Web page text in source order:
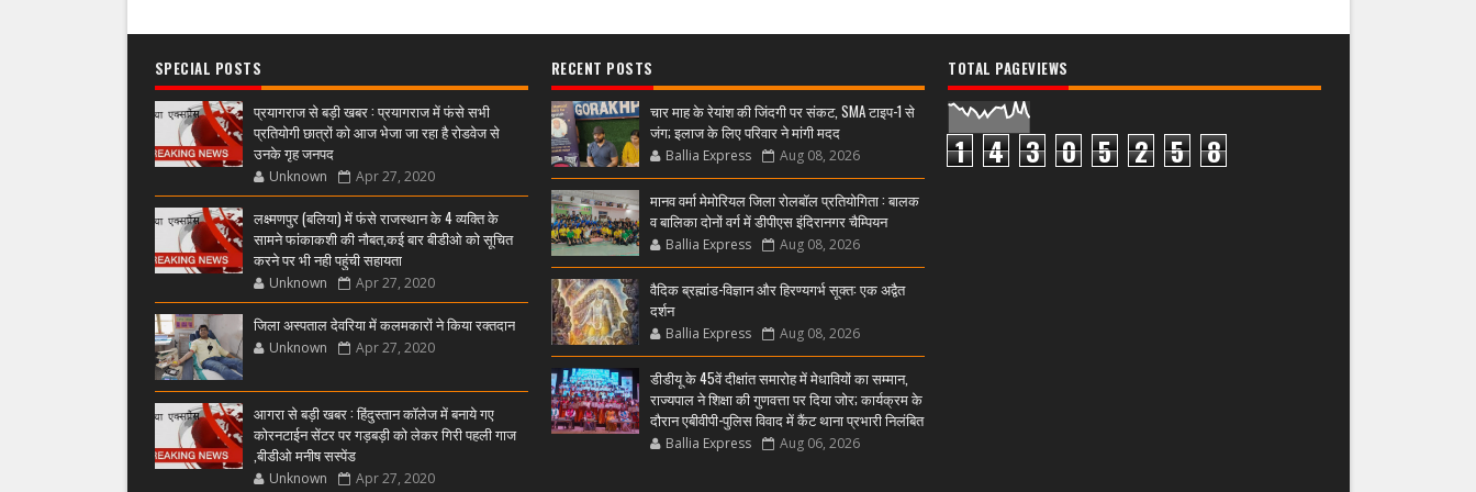
SPECIAL POSTS
प्रयागराज से बड़ी खबर : प्रयागराज में फंसे सभी
प्रतियोगी छात्रों को आज भेजा जा रहा है रोडवेज से
उनके गृह जनपद
Unknown Apr 27, 2020
लक्ष्मणपुर (बलिया) में फंसे राजस्थान के 4 व्यक्ति के
सामने फांकाकशी की नौबत,कई बार बीडीओ को सूचित
करने पर भी नही पहुंची सहायता
Unknown Apr 27, 2020
जिला अस्पताल देवरिया में कलमकारों ने किया रक्तदान
Unknown Apr 27, 2020
आगरा से बड़ी खबर : हिंदुस्तान कॉलेज में बनाये गए
कोरनटाईन सेंटर पर गड़बड़ी को लेकर गिरी पहली गाज
,बीडीओ मनीष सस्पेंड
Unknown Apr 27, 2020
RECENT POSTS
चार माह के रेयांश की जिंदगी पर संकट, SMA टाइप-1 से
जंग; इलाज के लिए परिवार ने मांगी मदद
Ballia Express Aug 08, 2026
मानव वर्मा मेमोरियल जिला रोलबॉल प्रतियोगिता : बालक
व बालिका दोनों वर्ग में डीपीएस इंदिरानगर चैम्पियन
Ballia Express Aug 08, 2026
वैदिक ब्रह्मांड-विज्ञान और हिरण्यगर्भ सूक्त: एक अद्वैत
दर्शन
Ballia Express Aug 08, 2026
डीडीयू के 45वें दीक्षांत समारोह में मेधावियों का सम्मान,
राज्यपाल ने शिक्षा की गुणवत्ता पर दिया जोर; कार्यक्रम के
दौरान एबीवीपी-पुलिस विवाद में कैंट थाना प्रभारी निलंबित
Ballia Express Aug 06, 2026
TOTAL PAGEVIEWS
1 4 3 0 5 2 5 8